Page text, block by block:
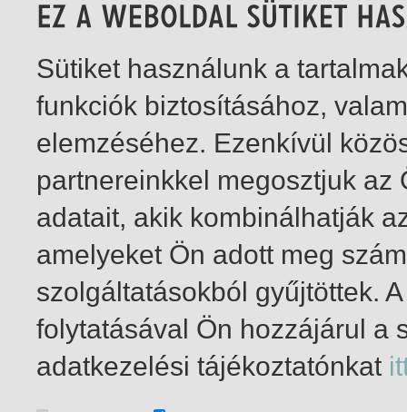
1-1 / insgesamt 1 Treffer
Sütiket használunk a
funkciók biztosításához,
elemzéséhez. Ezenkívül
partnereinkkel megosztjuk
adatait, akik kombinálhatják
amelyeket Ön adott meg
szolgáltatásokból gyűjtöttek.
folytatásával Ön hozzájárul a
adatkezelési tájékoztatónkat